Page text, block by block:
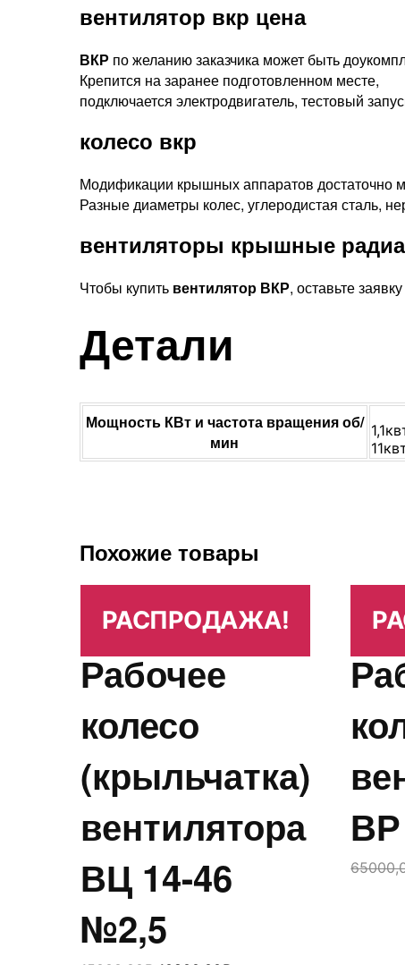
вентилятор вкр цена
ВКР по желанию заказчика может быть
Крепится на заранее подготовленном месте,
подключается электродвигатель, тестовый
колесо вкр
Модификации крышных аппаратов достаточно
Разные диаметры колес, углеродистая сталь,
вентиляторы крышные
Чтобы купить вентилятор ВКР, оставьте
Детали
Мощность КВт и частота вращения об/
мин
Похожие товары
РАСПРОДАЖА!
Рабочее
колесо
(крыльчатка)
вентилятора
ВЦ 14-46
№2,5